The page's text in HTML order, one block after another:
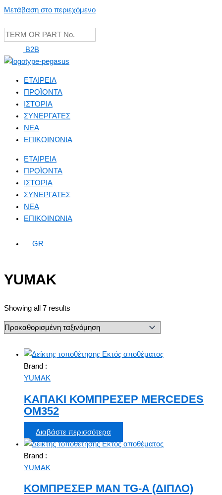
Μετάβαση στο περιεχόμενο
B2B
ΕΤΑΙΡΕΙΑ
ΠΡΟΪΟΝΤΑ
ΙΣΤΟΡΙΑ
ΣΥΝΕΡΓΑΤΕΣ
NEA
ΕΠΙΚΟΙΝΩΝΙΑ
ΕΤΑΙΡΕΙΑ
ΠΡΟΪΟΝΤΑ
ΙΣΤΟΡΙΑ
ΣΥΝΕΡΓΑΤΕΣ
NEA
ΕΠΙΚΟΙΝΩΝΙΑ
GR
YUMAK
Showing all 7 results
Εκτός αποθέματος
Brand :
YUMAK
ΚΑΠΑΚΙ ΚΟΜΠΡΕΣΕΡ MERCEDES
OM352
Διαβάστε περισσότερα
Εκτός αποθέματος
Brand :
YUMAK
ΚΟΜΠΡΕΣΕΡ MAN TG-A (ΔΙΠΛΟ)